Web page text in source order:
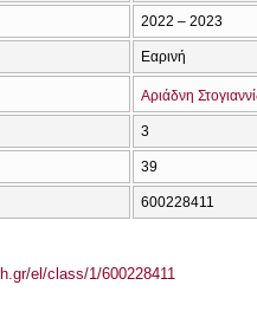
2022 – 2023
Εαρινή
Αριάδνη
3
39
600228411
el/class/1/600228411